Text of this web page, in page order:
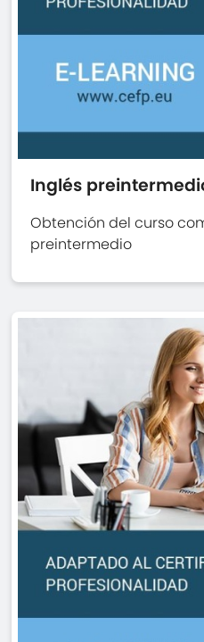
Inglés
Obtención del curso
preintermedio